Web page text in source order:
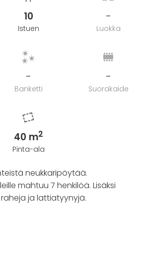
10
Istuen
-
Luokka
-
Banketti
-
Suorakaide
40 m2
Pinta-ala
neukkaripöytää.
mahtuu 7 henkilöä. Lisäksi
ja lattiatyynyjä.